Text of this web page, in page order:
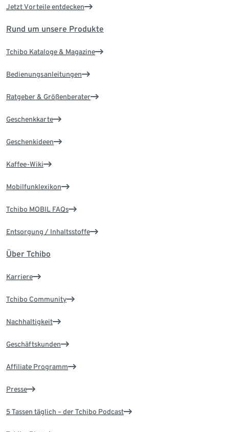
Jetzt Vorteile entdecken
Rund um unsere Produkte
Tchibo Kataloge & Magazine
Bedienungsanleitungen
Ratgeber & Größenberater
Geschenkkarte
Geschenkideen
Kaffee-Wiki
Mobilfunklexikon
Tchibo MOBIL FAQs
Entsorgung / Inhaltsstoffe
Über Tchibo
Karriere
Tchibo Community
Nachhaltigkeit
Geschäftskunden
Affiliate Programm
Presse
5 Tassen täglich – der Tchibo Podcast